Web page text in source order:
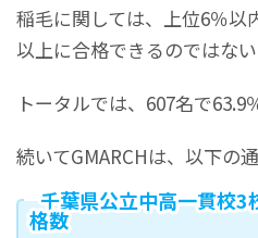
稲毛に関しては、上位6％以
以上に合格できるのではない
トータルでは、607名で63.9
続いてGMARCHは、以下の通
千葉県公立中高一貫校
格数